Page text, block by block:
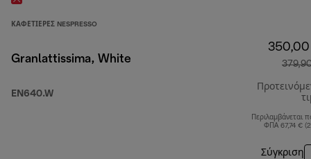
ΚΑΦΕΤΙΈΡΕΣ NESPRESSO
Granlattissima, White
EN640.W
Περιλαμβάνεται
ΦΠΑ 67,74 €
Σύγκριση